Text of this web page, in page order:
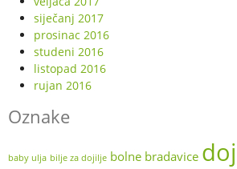
siječanj 2017
prosinac 2016
studeni 2016
listopad 2016
rujan 2016
Oznake
baby ulja bilje za dojilje bolne bradavice